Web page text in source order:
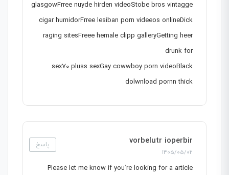
glasgowFrree nuyde hirden videoStobe bros vintagge
cigar humidorFrree lesiban porn videeos onlineDick
raging sitesFreee hemale clipp galleryGetting heer
drunk for
sex70 pluss sexGay cowwboy porn videoBlack
dolwnload pornn thick
vorbelutr ioperbir
1405/05/02
پاسخ
Please let me know if you’re looking for a article